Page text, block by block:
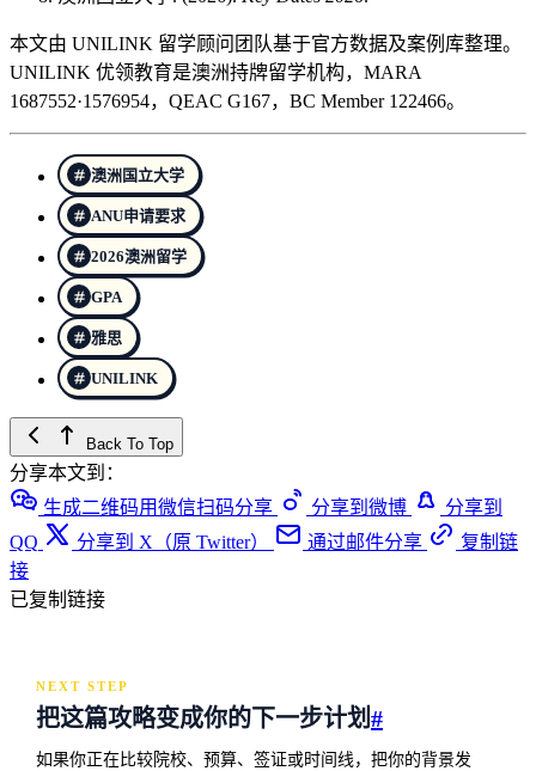
本文由 UNILINK 留学顾问团队基于官方数据及案例库整理。
UNILINK 优领教育是澳洲持牌留学机构，MARA
1687552·1576954，QEAC G167，BC Member 122466。
澳洲国立大学
ANU申请要求
2026澳洲留学
GPA
雅思
UNILINK
Back To Top
分享本文到：
生成二维码用微信扫码分享
分享到微博
分享到
QQ
分享到 X（原 Twitter） 通过邮件分享
复制链
接
已复制链接
NEXT STEP
把这篇攻略变成你的下一步计划#
如果你正在比较院校、预算、签证或时间线，把你的背景发